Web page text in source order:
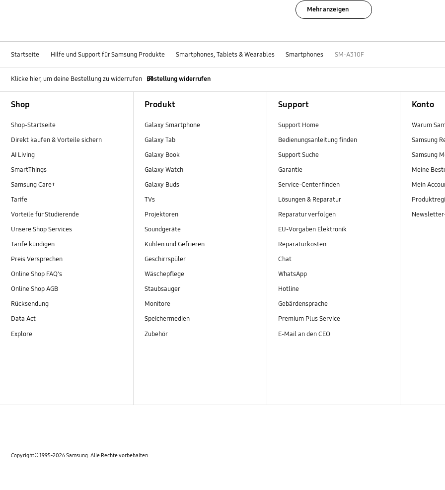
Mehr anzeigen
Startseite Hilfe und Support für Samsung Produkte Smartphones, Tablets & Wearables Smartphones SM-A310F
Klicke hier, um deine Bestellung zu widerrufen Bestellung widerrufen
Shop
Shop-Startseite
Direkt kaufen & Vorteile sichern
AI Living
SmartThings
Samsung Care+
Tarife
Vorteile für Studierende
Unsere Shop Services
Tarife kündigen
Preis Versprechen
Online Shop FAQ's
Online Shop AGB
Rücksendung
Data Act
Explore
Produkt
Galaxy Smartphone
Galaxy Tab
Galaxy Book
Galaxy Watch
Galaxy Buds
TVs
Projektoren
Soundgeräte
Kühlen und Gefrieren
Geschirrspüler
Wäschepflege
Staubsauger
Monitore
Speichermedien
Zubehör
Support
Support Home
Bedienungsanleitung finden
Support Suche
Garantie
Service-Center finden
Lösungen & Reparatur
Reparatur verfolgen
EU-Vorgaben Elektronik
Reparaturkosten
Chat
WhatsApp
Hotline
Gebärdensprache
Premium Plus Service
E-Mail an den CEO
Konto
Warum
Samsung
Samsung
Meine
Mein
Copyright© 1995-2026 Samsung. Alle Rechte vorbehalten.